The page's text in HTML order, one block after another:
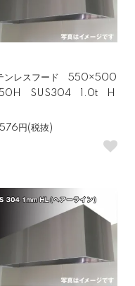
ンレスフード 550×500
SUS304 1.0t H
円(税抜)